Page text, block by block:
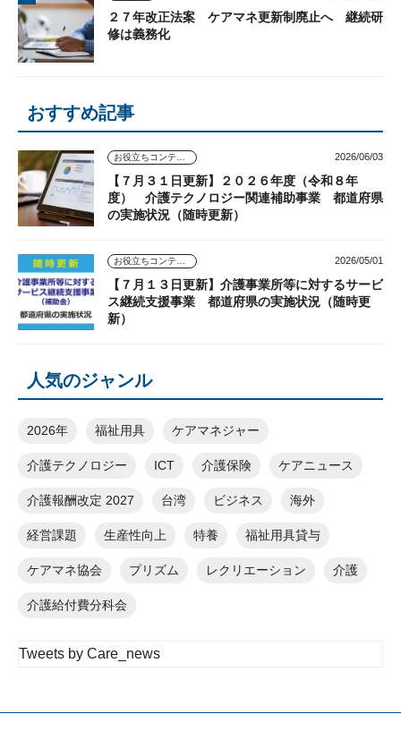
２７年改正法案 ケアマネ更新制廃止へ 継続研
修は義務化
おすすめ記事
お役立ちコンテンツ 2026/06/03
【７月３１日更新】２０２６年度（令和８年
度） 介護テクノロジー関連補助事業 都道府県
の実施状況（随時更新）
お役立ちコンテンツ 2026/05/01
【７月１３日更新】介護事業所等に対するサービ
ス継続支援事業 都道府県の実施状況（随時更
新）
人気のジャンル
2026年 福祉用具 ケアマネジャー
介護テクノロジー ICT 介護保険 ケアニュース
介護報酬改定 2027 台湾 ビジネス 海外
経営課題 生産性向上 特養 福祉用具貸与
ケアマネ協会 プリズム レクリエーション 介護
介護給付費分科会
Tweets by Care_news